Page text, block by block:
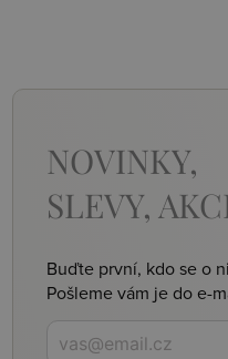
NOVINKY,
SLEVY,
Buďte první, kdo se o
Pošleme vám je do e-